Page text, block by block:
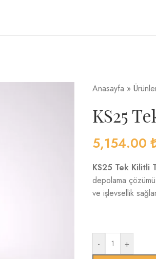
Anasayfa »
KS25
5,154.00
KS25 Tek Kilitli
depolama
ve işlevsellik
- +